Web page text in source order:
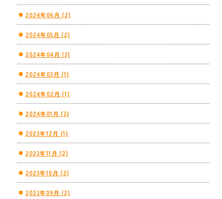
2024年06月 (2)
2024年05月 (2)
2024年04月 (3)
2024年03月 (1)
2024年02月 (1)
2024年01月 (3)
2023年12月 (1)
2023年11月 (2)
2023年10月 (2)
2023年09月 (2)